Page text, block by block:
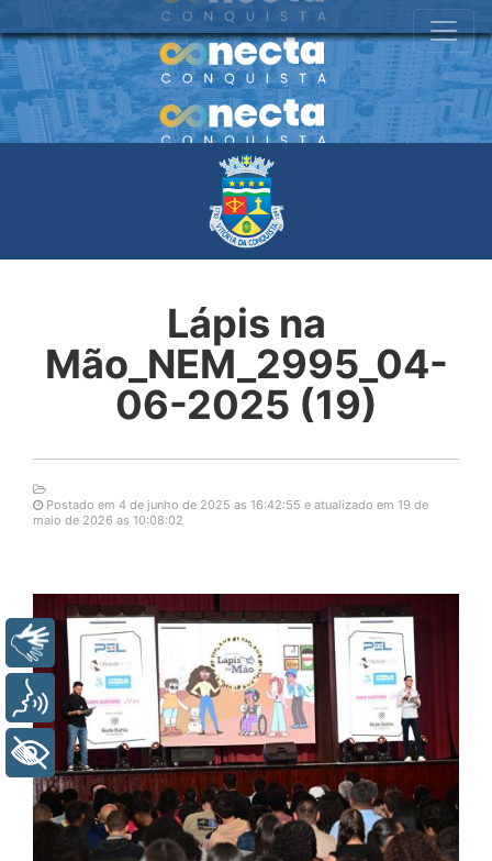
Lápis na
Mão_NEM_2995_04-
06-2025 (19)
Postado em 4 de junho de 2025 as 16:42:55 e atualizado em 19 de
maio de 2026 as 10:08:02
Libras
Voz
+ Acessibilidade